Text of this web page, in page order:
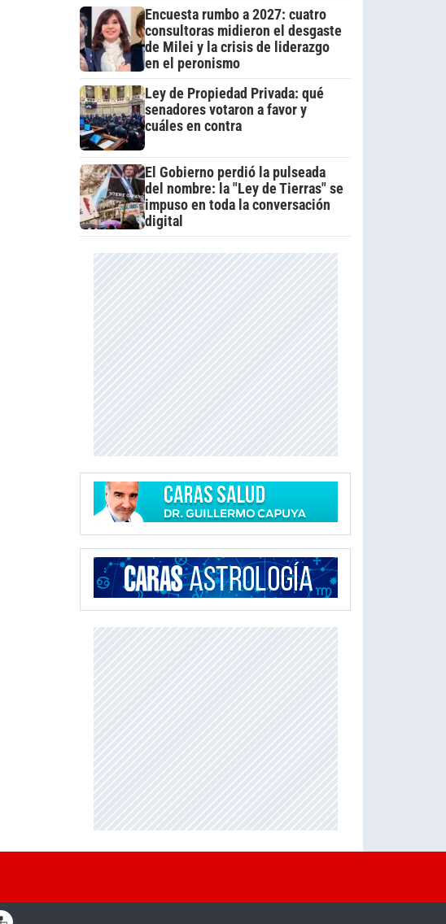
Encuesta rumbo a 2027: cuatro
consultoras midieron el desgaste
de Milei y la crisis de liderazgo
en el peronismo
Ley de Propiedad Privada: qué
senadores votaron a favor y
cuáles en contra
El Gobierno perdió la pulseada
del nombre: la "Ley de Tierras" se
impuso en toda la conversación
digital